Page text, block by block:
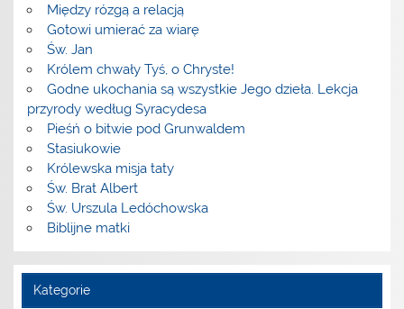
Między rózgą a relacją
Gotowi umierać za wiarę
Św. Jan
Królem chwały Tyś, o Chryste!
Godne ukochania są wszystkie Jego dzieła. Lekcja
przyrody według Syracydesa
Pieśń o bitwie pod Grunwaldem
Stasiukowie
Królewska misja taty
Św. Brat Albert
Św. Urszula Ledóchowska
Biblijne matki
Kategorie